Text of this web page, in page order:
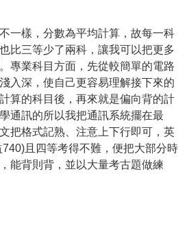
一樣，分數為平均計算，故每一科
比三等少了兩科，讓我可以把更多
專業科目方面，先從較簡單的電路
入深，使自己更容易理解接下來的
算的科目後，再來就是偏向背的計
通訊的所以我把通訊系統擺在最
把格式記熟、注意上下行即可，英
且四等考得不難，便把大部分時
能背則背，並以大量考古題做練